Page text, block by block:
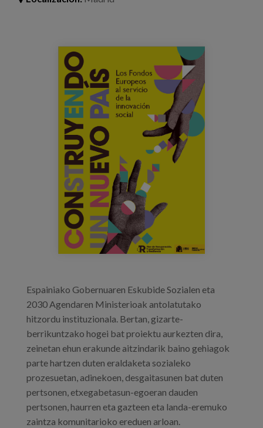
Blog
Trabaja con nosotros
Canal de denuncias
jornada_coam_fondoseuropeos.jpg
Espainiako Gobernuaren Eskubide Sozialen eta
2030 Agendaren Ministerioak antolatutako
hitzordu instituzionala. Bertan, gizarte-
berrikuntzako hogei bat proiektu aurkezten dira,
zeinetan ehun erakunde aitzindarik baino gehiagok
parte hartzen duten eraldaketa sozialeko
prozesuetan, adinekoen, desgaitasunen bat duten
pertsonen, etxegabetasun-egoeran dauden
pertsonen, haurren eta gazteen eta landa-eremuko
zaintza komunitarioko ereduen arloan.